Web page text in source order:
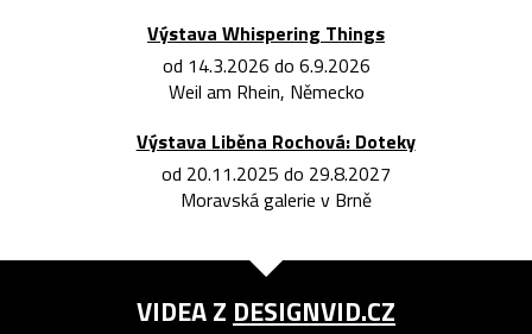
Výstava Whispering Things
od 14.3.2026 do 6.9.2026
Weil am Rhein, Německo
Výstava Liběna Rochová: Doteky
od 20.11.2025 do 29.8.2027
Moravská galerie v Brně
VIDEA Z DESIGNVID.CZ